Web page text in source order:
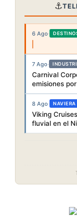
⚓
6 Ago·
7 Ago·
Carnival
emisiones
8 Ago· NAVIERA
Viking
fluvial en el